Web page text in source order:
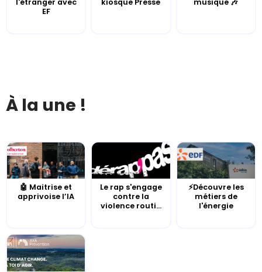
l'étranger avec
EF
kiosque Presse
musique 🎶
À la une !
🤖 Maitrise et
apprivoise l’IA
Le rap s'engage
contre la
violence routi...
⚡Découvre les
métiers de
l'énergie